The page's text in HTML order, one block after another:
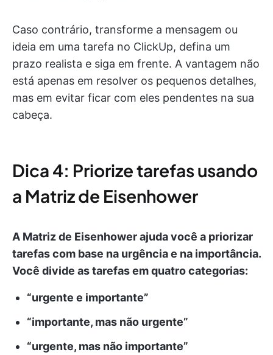
Caso contrário, transforme a mensagem ou
ideia em uma tarefa no ClickUp, defina um
prazo realista e siga em frente. A vantagem não
está apenas em resolver os pequenos detalhes,
mas em evitar ficar com eles pendentes na sua
cabeça.
Dica 4: Priorize tarefas usando
a Matriz de Eisenhower
A Matriz de Eisenhower ajuda você a priorizar
tarefas com base na urgência e na importância.
Você divide as tarefas em quatro categorias:
“urgente e importante”
“importante, mas não urgente”
“urgente, mas não importante”